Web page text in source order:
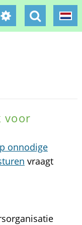
voor
onnodige
vraagt